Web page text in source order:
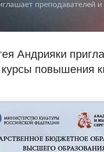
преподавателей
Андрияки
курсы повышения